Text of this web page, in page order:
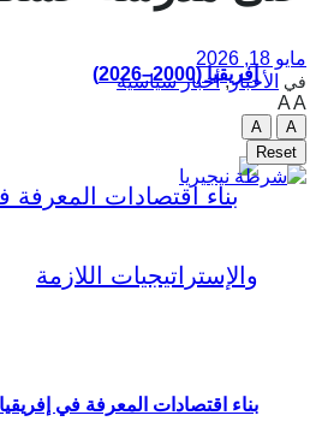
إفريقيا (2000–2026)
بناء اقتصادات المعرفة في
مايو 18, 2026
في الأخبار,أخبار سياسية
AA
A
A
Reset